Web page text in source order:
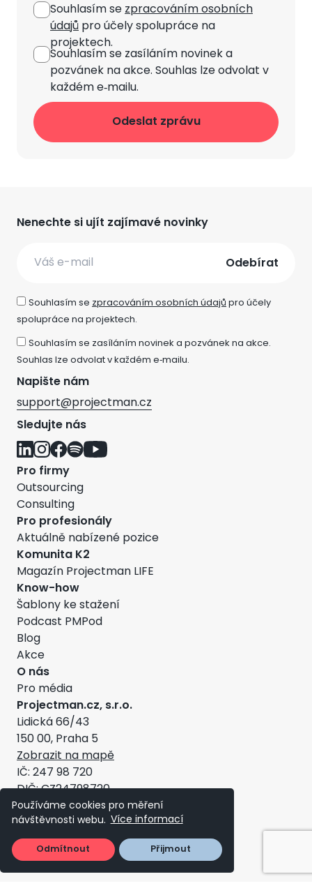
Používáme cookies pro měření
návštěvnosti webu. Více informací
Odmítnout Přijmout
Souhlasím sezpracováním osobních
údajůpro účely spolupráce na
projektech.
Souhlasím se zasíláním novineka
pozvánek na akce. Souhlas lze odvolat v
každém e‑mailu.
Projectman.cz, s.r.o.
Lidická 66/43
150 00, Praha 5
Zobrazit na mapě
IČ: 247 98 720
DIČ: CZ24798720
Všeobecné obchodní podmínky
Pro firmy
Outsourcing
Consulting
Pro profesionály
Aktuálně nabízené pozice
Komunita K2
Magazín Projectman LIFE
Know-how
Šablony ke stažení
Podcast PMPod
Blog
Akce
O nás
Pro média
Nenechte si ujít zajímavé novinky
Souhlasím sezpracováním osobních údajůpro účely
spolupráce na projektech.
Souhlasím se zasíláním novinek a pozvánek na akce.
Souhlas lze odvolat v každém e‑mailu.
Napište nám
support@projectman.cz
Sledujte nás
Copyright ©2026 - Projectman